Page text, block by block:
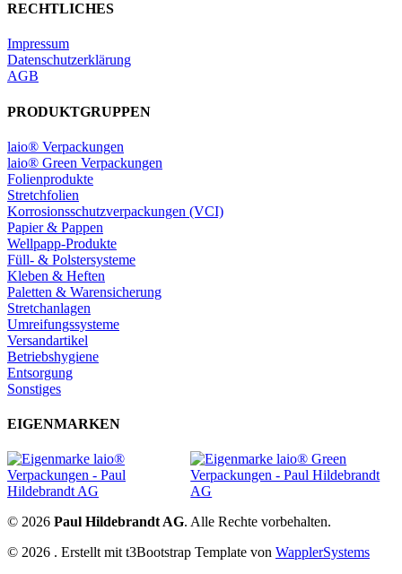
RECHTLICHES
Impressum
Datenschutzerklärung
AGB
PRODUKTGRUPPEN
laio® Verpackungen
laio® Green Verpackungen
Folienprodukte
Stretchfolien
Korrosionsschutzverpackungen (VCI)
Papier & Pappen
Wellpapp-Produkte
Füll- & Polstersysteme
Kleben & Heften
Paletten & Warensicherung
Stretchanlagen
Umreifungssysteme
Versandartikel
Betriebshygiene
Entsorgung
Sonstiges
EIGENMARKEN
© 2026 Paul Hildebrandt AG. Alle Rechte vorbehalten.
© 2026 . Erstellt mit t3Bootstrap Template von WapplerSystems